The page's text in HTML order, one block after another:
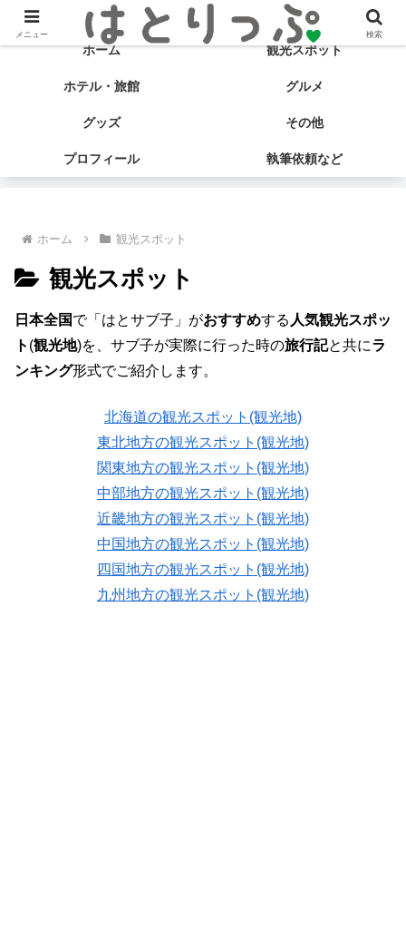
旅する食いしん坊♡ はとサブ子の国内旅行＆グルメブログ
ホーム 観光スポット
ホテル・旅館 グルメ
グッズ その他
プロフィール 執筆依頼など
ホーム 観光スポット
観光スポット
日本全国で「はとサブ子」がおすすめする 人気観光スポッ
ト (観光地)を、サブ子が実際に行った時の旅行記と共にラ
ンキング形式でご紹介します。
北海道の観光スポット(観光地)
東北地方の観光スポット(観光地)
関東地方の観光スポット(観光地)
中部地方の観光スポット(観光地)
近畿地方の観光スポット(観光地)
中国地方の観光スポット(観光地)
四国地方の観光スポット(観光地)
九州地方の観光スポット(観光地)
メニュー 検索